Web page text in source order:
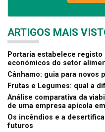
ARTIGOS MAIS
Portaria estabelece
económicos do setor
Cânhamo: guia para novos
Frutas e Legumes: qual a
Análise comparativa da
de uma empresa apícola
Os incêndios e a
futuros